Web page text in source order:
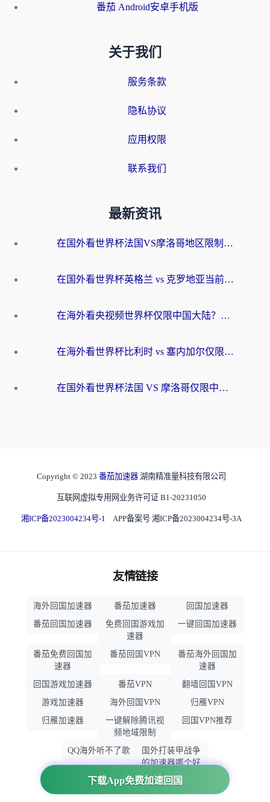
番茄 Android安卓手机版
关于我们
服务条款
隐私协议
应用权限
联系我们
最新资讯
在国外看世界杯法国VS摩洛哥地区限制？这篇指南让你流畅看中文解说无压力
在国外看世界杯英格兰 vs 克罗地亚当前地区不可播放？这篇指南帮你搞定所有海外观赛难题
在海外看央视频世界杯仅限中国大陆？这篇指南帮你解锁中文解说+无卡顿直播
在海外看世界杯比利时 vs 塞内加尔仅限中国大陆？我找到了最流畅的中文解说之路
在国外看世界杯法国 VS 摩洛哥仅限中国大陆？海外党这样看中文解说赛事不卡顿
下载App免费加速回国
Copyright © 2023 番茄加速器 湖南精准量科技有限公司
互联网虚拟专用网业务许可证 B1-20231050
湘ICP备2023004234号-1 APP备案号 湘ICP备2023004234号-3A
友情链接
海外回国加速器 番茄加速器
回国加速器
番茄回国加速器
免费回国游戏加
速器
一键回国加速器
番茄免费回国加
速器
番茄回国VPN
番茄海外回国加
速器
回国游戏加速器
番茄VPN
翻墙回国VPN
游戏加速器
海外回国VPN
归雁VPN
归雁加速器
一键解除腾讯视
频地域限制
回国VPN推荐
QQ海外听不了歌
国外打装甲战争
的加速器哪个好
用